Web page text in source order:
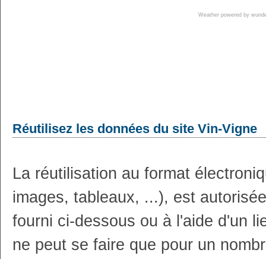
Weather powered by
Réutilisez les données du site Vin-Vigne
La réutilisation au format
images, tableaux, ...), est
fourni ci-dessous ou à l'aide d'un
ne peut se faire que pour un